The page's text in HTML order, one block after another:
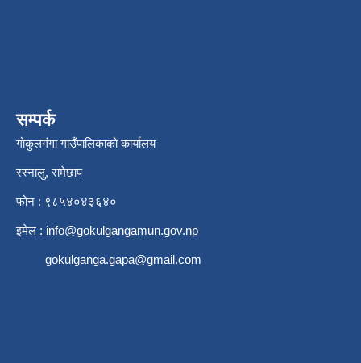
सम्पर्क
गोकुलगंगा गाउँपालिकाको कार्यालय
रस्नालु, रामेछाप
फोन : ९८५४०४३६४०
इमेल : info@gokulgangamun.gov.np
gokulganga.gapa@gmail.com